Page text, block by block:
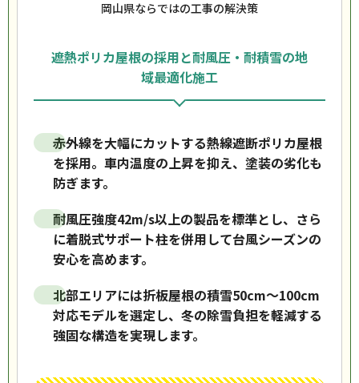
岡山県ならではの工事の解決策
遮熱ポリカ屋根の採用と耐風圧・耐積雪の地
域最適化施工
赤外線を大幅にカットする熱線遮断ポリカ屋根
を採用。車内温度の上昇を抑え、塗装の劣化も
防ぎます。
耐風圧強度42m/s以上の製品を標準とし、さら
に着脱式サポート柱を併用して台風シーズンの
安心を高めます。
北部エリアには折板屋根の積雪50cm〜100cm
対応モデルを選定し、冬の除雪負担を軽減する
強固な構造を実現します。